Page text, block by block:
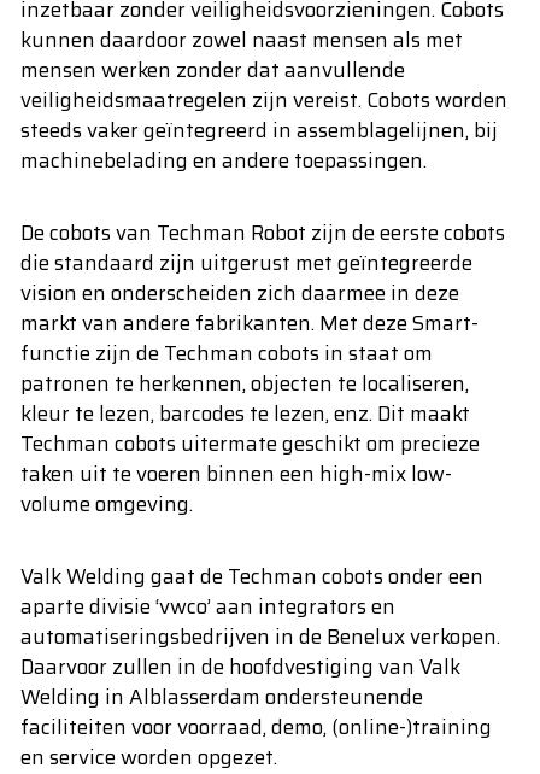
inzetbaar zonder veiligheidsvoorzieningen. Cobots
kunnen daardoor zowel naast mensen als met
mensen werken zonder dat aanvullende
veiligheidsmaatregelen zijn vereist. Cobots worden
steeds vaker geïntegreerd in assemblagelijnen, bij
machinebelading en andere toepassingen.
De cobots van Techman Robot zijn de eerste cobots
die standaard zijn uitgerust met geïntegreerde
vision en onderscheiden zich daarmee in deze
markt van andere fabrikanten. Met deze Smart-
functie zijn de Techman cobots in staat om
patronen te herkennen, objecten te localiseren,
kleur te lezen, barcodes te lezen, enz. Dit maakt
Techman cobots uitermate geschikt om precieze
taken uit te voeren binnen een high-mix low-
volume omgeving.
Valk Welding gaat de Techman cobots onder een
aparte divisie ‘vwco’ aan integrators en
automatiseringsbedrijven in de Benelux verkopen.
Daarvoor zullen in de hoofdvestiging van Valk
Welding in Alblasserdam ondersteunende
faciliteiten voor voorraad, demo, (online-)training
en service worden opgezet.